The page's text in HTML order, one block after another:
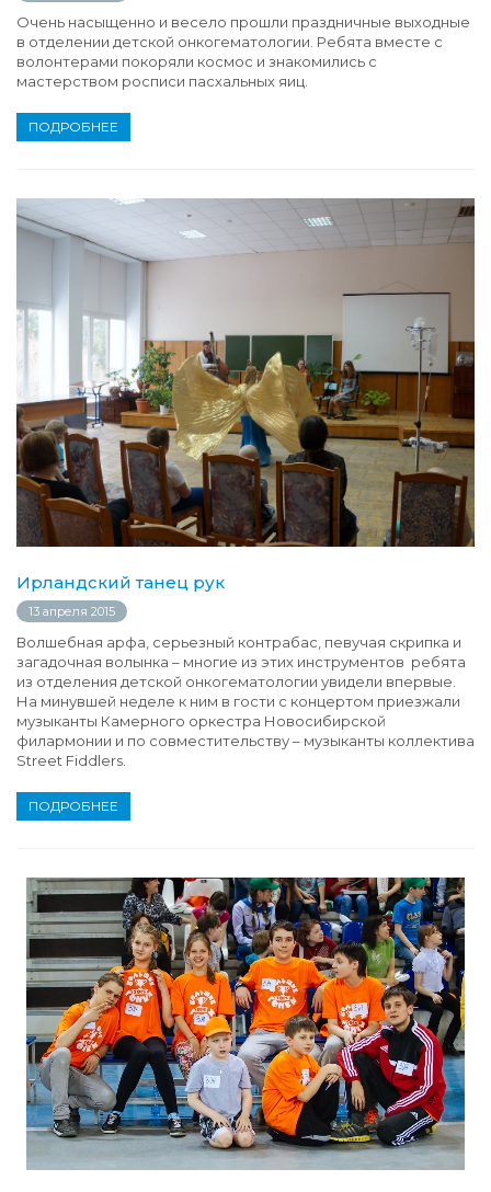
Очень насыщенно и весело прошли праздничные выходные
в отделении детской онкогематологии. Ребята вместе с
волонтерами покоряли космос и знакомились с
мастерством росписи пасхальных яиц.
ПОДРОБНЕЕ
Ирландский танец рук
13 апреля 2015
Волшебная арфа, серьезный контрабас, певучая скрипка и
загадочная волынка – многие из этих инструментов ребята
из отделения детской онкогематологии увидели впервые.
На минувшей неделе к ним в гости с концертом приезжали
музыканты Камерного оркестра Новосибирской
филармонии и по совместительству – музыканты коллектива
Street Fiddlers.
ПОДРОБНЕЕ